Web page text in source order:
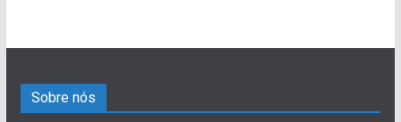
Sobre nós